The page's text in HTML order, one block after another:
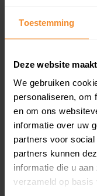
Toestemming
Deze website
We gebruiken
personaliseren, om
en om ons
informatie over uw
partners voor
partners kunnen
informatie die u
verzameld op basis
en koopdatum)
koopsommen.
Bekijk
Direct